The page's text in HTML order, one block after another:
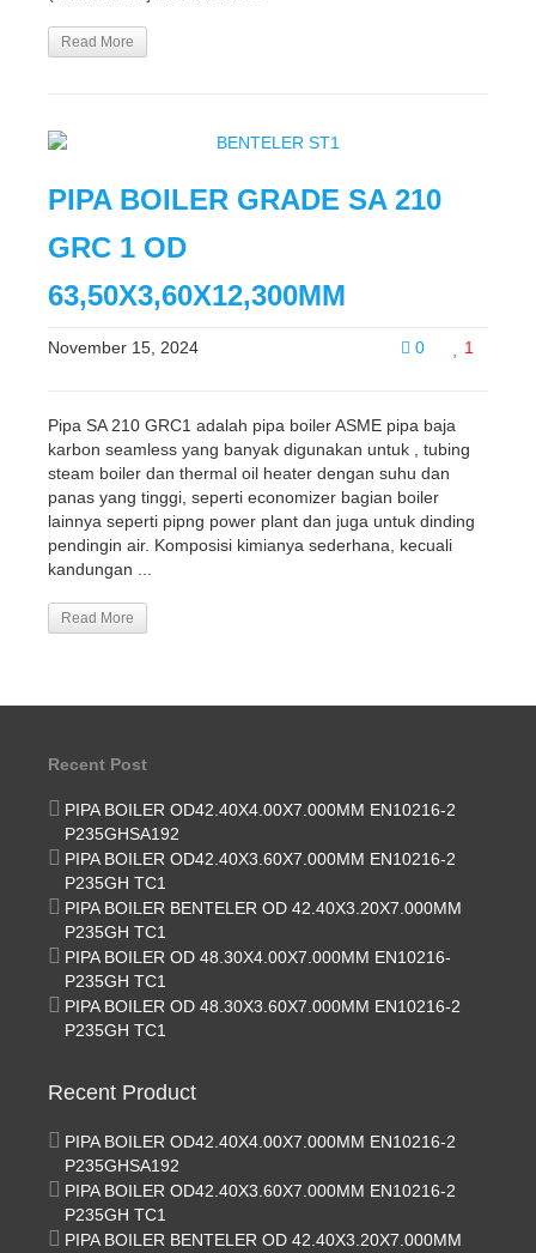
Read More
PIPA BOILER GRADE SA 210
GRC 1 OD
63,50X3,60X12,300MM
0 1
November 15, 2024
Pipa SA 210 GRC1 adalah pipa boiler ASME pipa baja
karbon seamless yang banyak digunakan untuk , tubing
steam boiler dan thermal oil heater dengan suhu dan
panas yang tinggi, seperti economizer bagian boiler
lainnya seperti pipng power plant dan juga untuk dinding
pendingin air. Komposisi kimianya sederhana, kecuali
kandungan ...
Read More
Recent Post
PIPA BOILER OD42.40X4.00X7.000MM EN10216-2
P235GHSA192
PIPA BOILER OD42.40X3.60X7.000MM EN10216-2
P235GH TC1
PIPA BOILER BENTELER OD 42.40X3.20X7.000MM
P235GH TC1
PIPA BOILER OD 48.30X4.00X7.000MM EN10216-
P235GH TC1
PIPA BOILER OD 48.30X3.60X7.000MM EN10216-2
P235GH TC1
Recent Product
PIPA BOILER OD42.40X4.00X7.000MM EN10216-2
P235GHSA192
PIPA BOILER OD42.40X3.60X7.000MM EN10216-2
P235GH TC1
PIPA BOILER BENTELER OD 42.40X3.20X7.000MM